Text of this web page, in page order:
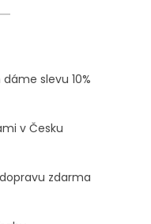
slevu 10%
v Česku
zdarma